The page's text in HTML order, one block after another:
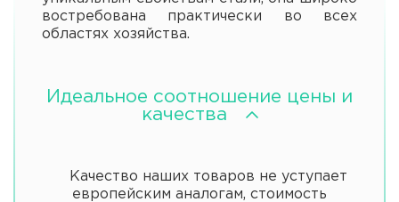
востребована практически во всех
областях хозяйства.
Идеальное соотношение цены и
качества
Качество наших товаров не уступает
европейским аналогам, стоимость